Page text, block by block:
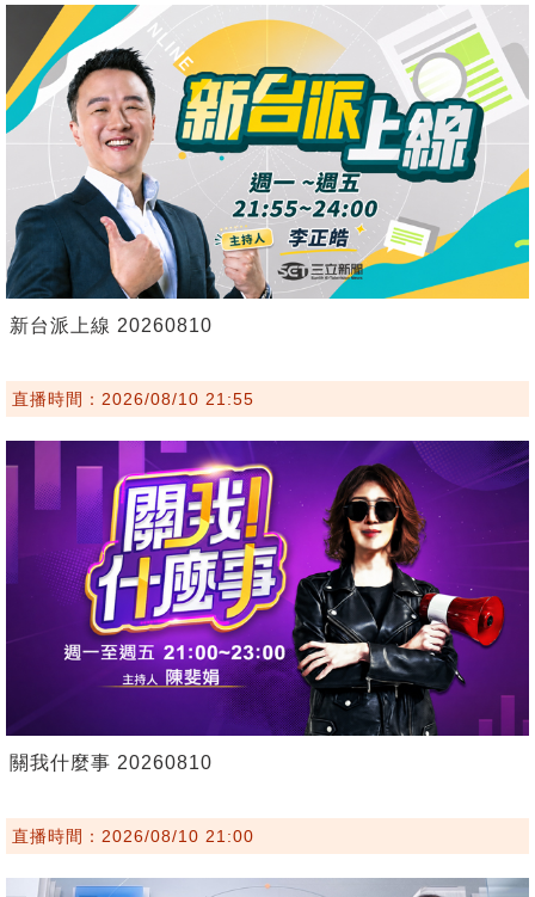
新台派上線 20260810
直播時間：2026/08/10 21:55
關我什麼事 20260810
直播時間：2026/08/10 21:00